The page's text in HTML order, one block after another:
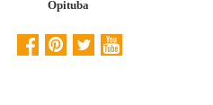
Õpituba